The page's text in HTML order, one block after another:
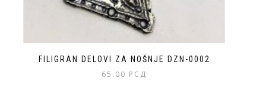
FILIGRAN DELOVI ZA NOŠNJE DZN-0002
65.00 РСД